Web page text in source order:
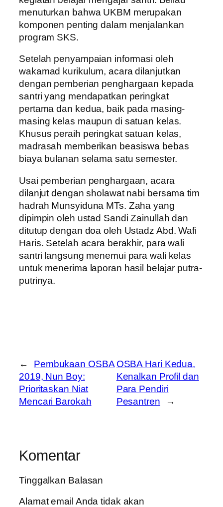
menuturkan bahwa UKBM merupakan
komponen penting dalam menjalankan
program SKS.
Setelah penyampaian informasi oleh
wakamad kurikulum, acara dilanjutkan
dengan pemberian penghargaan kepada
santri yang mendapatkan peringkat
pertama dan kedua, baik pada masing-
masing kelas maupun di satuan kelas.
Khusus peraih peringkat satuan kelas,
madrasah memberikan beasiswa bebas
biaya bulanan selama satu semester.
Usai pemberian penghargaan, acara
dilanjut dengan sholawat nabi bersama tim
hadrah Munsyiduna MTs. Zaha yang
dipimpin oleh ustad Sandi Zainullah dan
ditutup dengan doa oleh Ustadz Abd. Wafi
Haris. Setelah acara berakhir, para wali
santri langsung menemui para wali kelas
untuk menerima laporan hasil belajar putra-
putrinya.
←
Pembukaan OSBA
2019, Nun Boy:
Prioritaskan Niat
Mencari Barokah
OSBA Hari Kedua,
Kenalkan Profil dan
Para Pendiri
Pesantren
→
Komentar
Tinggalkan Balasan
Alamat email Anda tidak akan